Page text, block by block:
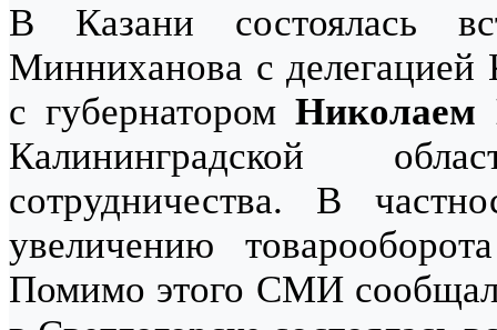
В Казани состоялась
Минниханова с делегацией
с губернаторомНиколаем
Калининградской
сотрудничества. В
увеличению
Помимо этого СМИ